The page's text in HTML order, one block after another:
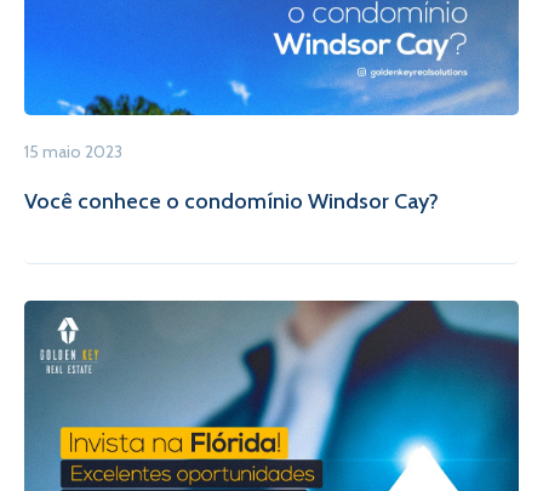
15 maio 2023
Você conhece o condomínio Windsor Cay?